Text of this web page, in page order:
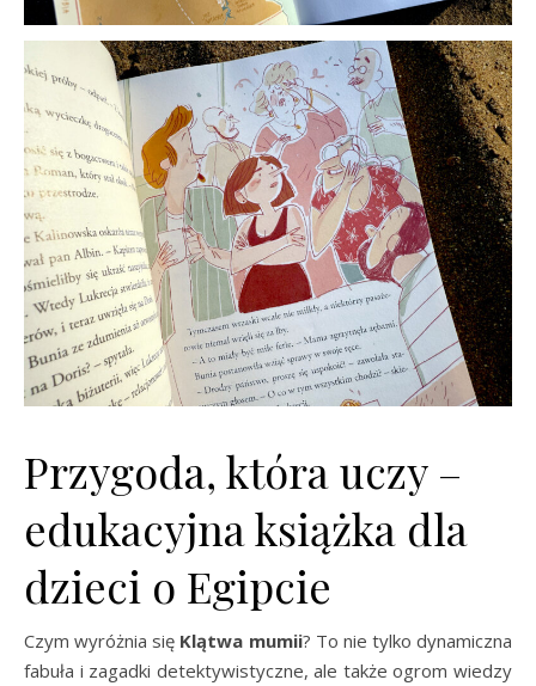
Przygoda, która uczy –
edukacyjna książka dla
dzieci o Egipcie
Czym wyróżnia się Klątwa mumii? To nie tylko dynamiczna
fabuła i zagadki detektywistyczne, ale także ogrom wiedzy